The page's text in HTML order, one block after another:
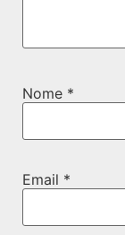
Nome *
Email *